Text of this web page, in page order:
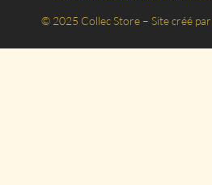
© 2025 Collec Store – Site créé par